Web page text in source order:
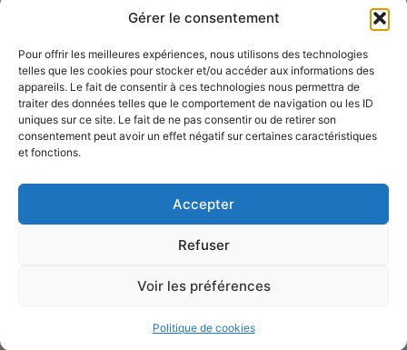
Gérer le consentement
Pour offrir les meilleures expériences, nous utilisons des technologies
telles que les cookies pour stocker et/ou accéder aux informations des
appareils. Le fait de consentir à ces technologies nous permettra de
traiter des données telles que le comportement de navigation ou les ID
uniques sur ce site. Le fait de ne pas consentir ou de retirer son
consentement peut avoir un effet négatif sur certaines caractéristiques
et fonctions.
Accepter
Refuser
Voir les préférences
Politique de cookies
Sample Page
Services
Artisans & commerçants
Déchets – collecte
Portage de repas
Transports
CCAS
Emploi
Jeunesse
Logements sociaux
Seniors